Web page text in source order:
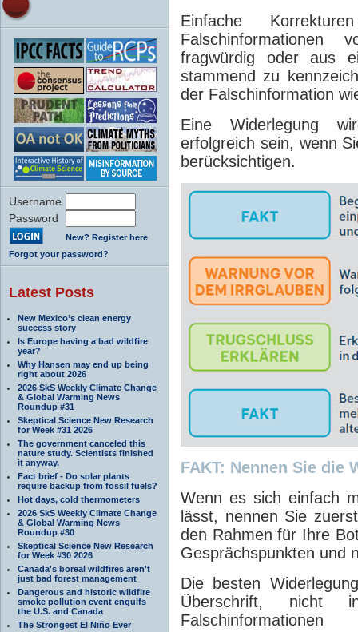
Username
Password
New? Register here
Forgot your password?
Latest Posts
New Mexico’s clean energy
success story
Is Europe having a bad wildfire
year?
Why Hansen may end up being
right about 2026
2026 SkS Weekly Climate Change
& Global Warming News
Roundup #31
Skeptical Science New Research
for Week #31 2026
The government canceled this
nature study. Scientists finished
it anyway.
Fact brief - Do solar plants
require backup from fossil fuels?
Hot days, cold thermometers
2026 SkS Weekly Climate Change
& Global Warming News
Roundup #30
Skeptical Science New Research
for Week #30 2026
Canada's boreal wildfires aren't
just bad forest management
Dangerous and historic wildfire
smoke pollution event engulfs
the U.S. and Canada
The Strongest El Niño Ever
Einfache
Falschinformationen
fragwürdig oder aus
stammend zu
der Falschinformation
Eine Widerlegung
erfolgreich sein, wenn
berücksichtigen.
FAKT: Nennen Sie die
Wenn es sich einfach
lässt, nennen Sie
den Rahmen für Ihre
Gesprächspunkten und
Die besten
Überschrift, nicht
Falschinformationen